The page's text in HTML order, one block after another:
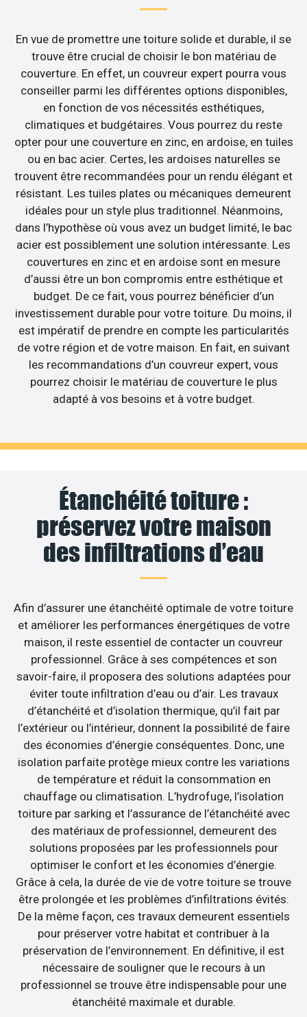
En vue de promettre une toiture solide et durable, il se
trouve être crucial de choisir le bon matériau de
couverture. En effet, un couvreur expert pourra vous
conseiller parmi les différentes options disponibles,
en fonction de vos nécessités esthétiques,
climatiques et budgétaires. Vous pourrez du reste
opter pour une couverture en zinc, en ardoise, en tuiles
ou en bac acier. Certes, les ardoises naturelles se
trouvent être recommandées pour un rendu élégant et
résistant. Les tuiles plates ou mécaniques demeurent
idéales pour un style plus traditionnel. Néanmoins,
dans l’hypothèse où vous avez un budget limité, le bac
acier est possiblement une solution intéressante. Les
couvertures en zinc et en ardoise sont en mesure
d’aussi être un bon compromis entre esthétique et
budget. De ce fait, vous pourrez bénéficier d’un
investissement durable pour votre toiture. Du moins, il
est impératif de prendre en compte les particularités
de votre région et de votre maison. En fait, en suivant
les recommandations d’un couvreur expert, vous
pourrez choisir le matériau de couverture le plus
adapté à vos besoins et à votre budget.
Étanchéité toiture :
préservez votre maison
des infiltrations d’eau
Afin d’assurer une étanchéité optimale de votre toiture
et améliorer les performances énergétiques de votre
maison, il reste essentiel de contacter un couvreur
professionnel. Grâce à ses compétences et son
savoir-faire, il proposera des solutions adaptées pour
éviter toute infiltration d’eau ou d’air. Les travaux
d’étanchéité et d’isolation thermique, qu’il fait par
l’extérieur ou l’intérieur, donnent la possibilité de faire
des économies d’énergie conséquentes. Donc, une
isolation parfaite protège mieux contre les variations
de température et réduit la consommation en
chauffage ou climatisation. L’hydrofuge, l’isolation
toiture par sarking et l’assurance de l’étanchéité avec
des matériaux de professionnel, demeurent des
solutions proposées par les professionnels pour
optimiser le confort et les économies d’énergie.
Grâce à cela, la durée de vie de votre toiture se trouve
être prolongée et les problèmes d’infiltrations évités.
De la même façon, ces travaux demeurent essentiels
pour préserver votre habitat et contribuer à la
préservation de l’environnement. En définitive, il est
nécessaire de souligner que le recours à un
professionnel se trouve être indispensable pour une
étanchéité maximale et durable.